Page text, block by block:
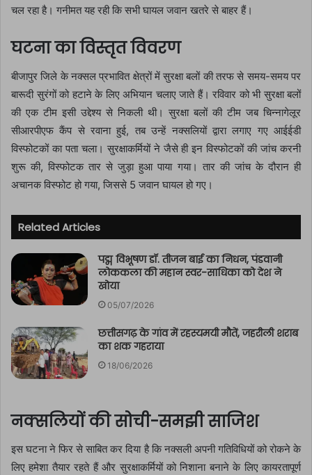
चल रहा है। गनीमत यह रही कि सभी घायल जवान खतरे से बाहर हैं।
घटना का विस्तृत विवरण
बीजापुर जिले के नक्सल प्रभावित क्षेत्रों में सुरक्षा बलों की तरफ से समय-समय पर
बारूदी सुरंगों को हटाने के लिए अभियान चलाए जाते हैं। रविवार को भी सुरक्षा बलों
की एक टीम इसी उद्देश्य से निकली थी। सुरक्षा बलों की टीम जब चिन्नागेलूर
सीआरपीएफ कैंप से रवाना हुई, तब उन्हें नक्सलियों द्वारा लगाए गए आईईडी
विस्फोटकों का पता चला। सुरक्षाकर्मियों ने जैसे ही इन विस्फोटकों की जांच करनी
शुरू की, विस्फोटक तार से जुड़ा हुआ पाया गया। तार की जांच के दौरान ही
अचानक विस्फोट हो गया, जिससे 5 जवान घायल हो गए।
Related Articles
पद्म विभूषण डॉ. तीजन बाई का निधन, पंडवानी
लोककला की महान स्वर-साधिका को देश ने
खोया
05/07/2026
छत्तीसगढ़ के गांव में रहस्यमयी मौतें, जहरीली शराब
का शक गहराया
18/06/2026
नक्सलियों की सोची-समझी साजिश
इस घटना ने फिर से साबित कर दिया है कि नक्सली अपनी गतिविधियों को रोकने के
लिए हमेशा तैयार रहते हैं और सुरक्षाकर्मियों को निशाना बनाने के लिए कायरतापूर्ण